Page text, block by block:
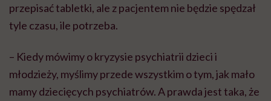
przepisać tabletki, ale z pacjentem nie będzie spędzał
tyle czasu, ile potrzeba.
– Kiedy mówimy o kryzysie psychiatrii dzieci i
młodzieży, myślimy przede wszystkim o tym, jak mało
mamy dziecięcych psychiatrów. A prawda jest taka, że